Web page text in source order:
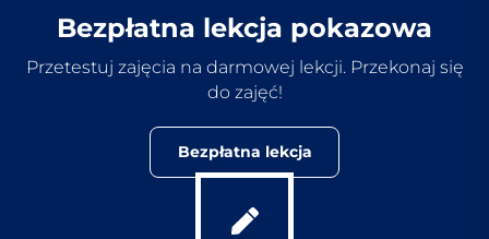
Bezpłatna lekcja pokazowa
Przetestuj zajęcia na darmowej lekcji. Przekonaj się
do zajęć!
Bezpłatna lekcja